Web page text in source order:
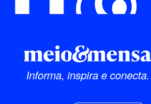
Informa, inspira e conecta.